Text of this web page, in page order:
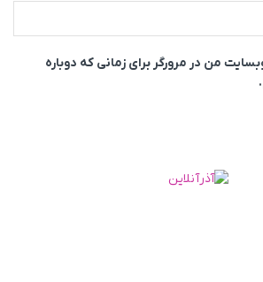
من در مرورگر برای زمانی که دوباره